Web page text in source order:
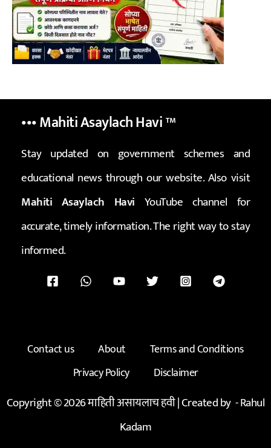
••• Mahiti Asaylach Havi™
Stay updated on government schemes and
educational news through our website. Also visit
Mahiti Asaylach Havi YouTube channel for
accurate, timely information. The right way to stay
informed.
Contact us About
Terms and Conditions
Privacy Policy
Disclaimer
Copyright © 2026 माहिती असायलाच हवी | Created by -Rahul
Kadam